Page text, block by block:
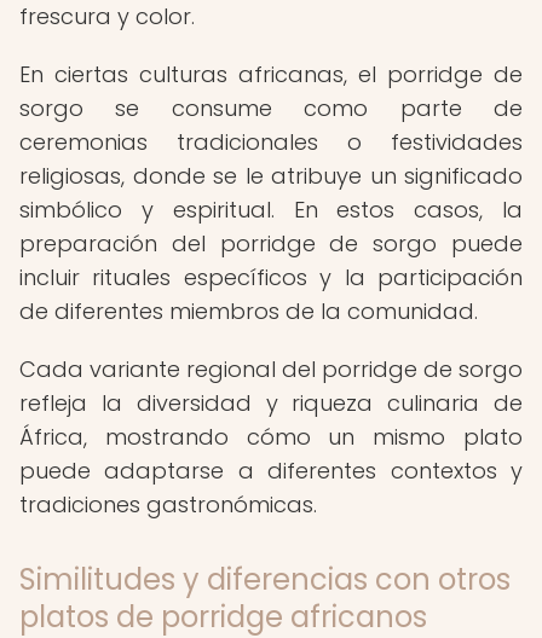
frescura y color.
En ciertas culturas africanas, el porridge de
sorgo se consume como parte de
ceremonias tradicionales o festividades
religiosas, donde se le atribuye un significado
simbólico y espiritual. En estos casos, la
preparación del porridge de sorgo puede
incluir rituales específicos y la participación
de diferentes miembros de la comunidad.
Cada variante regional del porridge de sorgo
refleja la diversidad y riqueza culinaria de
África, mostrando cómo un mismo plato
puede adaptarse a diferentes contextos y
tradiciones gastronómicas.
Similitudes y diferencias con otros
platos de porridge africanos